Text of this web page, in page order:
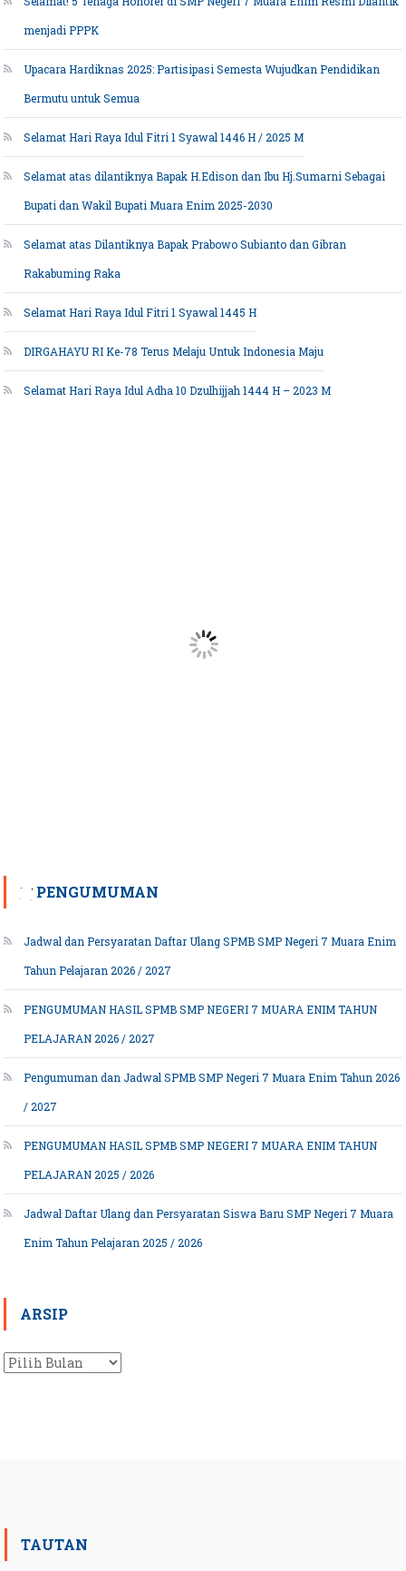
menjadi PPPK
Upacara Hardiknas 2025: Partisipasi Semesta Wujudkan Pendidikan
Bermutu untuk Semua
Selamat Hari Raya Idul Fitri 1 Syawal 1446 H / 2025 M
Selamat atas dilantiknya Bapak H.Edison dan Ibu Hj.Sumarni Sebagai
Bupati dan Wakil Bupati Muara Enim 2025-2030
Selamat atas Dilantiknya Bapak Prabowo Subianto dan Gibran
Rakabuming Raka
Selamat Hari Raya Idul Fitri 1 Syawal 1445 H
DIRGAHAYU RI Ke-78 Terus Melaju Untuk Indonesia Maju
Selamat Hari Raya Idul Adha 10 Dzulhijjah 1444 H – 2023 M
PENGUMUMAN
Jadwal dan Persyaratan Daftar Ulang SPMB SMP Negeri 7 Muara Enim
Tahun Pelajaran 2026 / 2027
PENGUMUMAN HASIL SPMB SMP NEGERI 7 MUARA ENIM TAHUN
PELAJARAN 2026 / 2027
Pengumuman dan Jadwal SPMB SMP Negeri 7 Muara Enim Tahun 2026
/ 2027
PENGUMUMAN HASIL SPMB SMP NEGERI 7 MUARA ENIM TAHUN
PELAJARAN 2025 / 2026
Jadwal Daftar Ulang dan Persyaratan Siswa Baru SMP Negeri 7 Muara
Enim Tahun Pelajaran 2025 / 2026
ARSIP
Arsip
TAUTAN